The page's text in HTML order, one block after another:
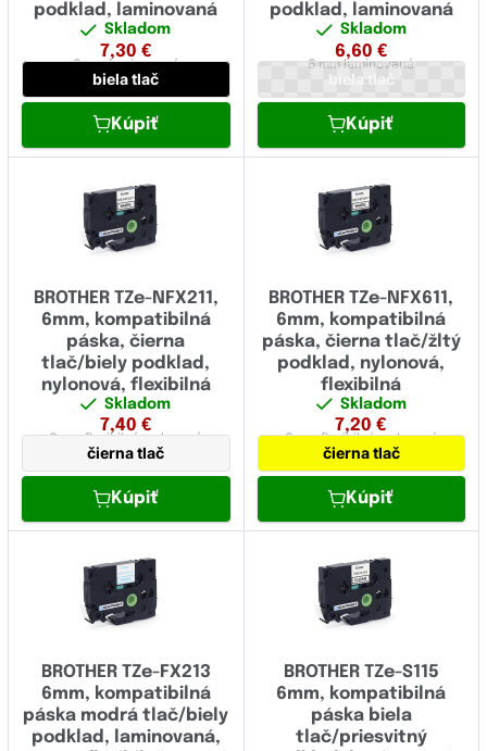
podklad, laminovaná
Skladom
7,30 €
6 mmlaminovaná
biela tlač
Kúpiť
podklad, laminovaná
Skladom
6,60 €
6 mmlaminovaná
biela tlač
Kúpiť
BROTHER TZe-NFX211,
6mm, kompatibilná
páska, čierna
tlač/biely podklad,
nylonová, flexibilná
Skladom
7,40 €
6 mmflexibilná,nylonová
čierna tlač
Kúpiť
BROTHER TZe-NFX611,
6mm, kompatibilná
páska, čierna tlač/žltý
podklad, nylonová,
flexibilná
Skladom
7,20 €
6 mmflexibilná,nylonová
čierna tlač
Kúpiť
BROTHER TZe-FX213
6mm, kompatibilná
páska modrá tlač/biely
podklad, laminovaná,
BROTHER TZe-S115
6mm, kompatibilná
páska biela
tlač/priesvitný